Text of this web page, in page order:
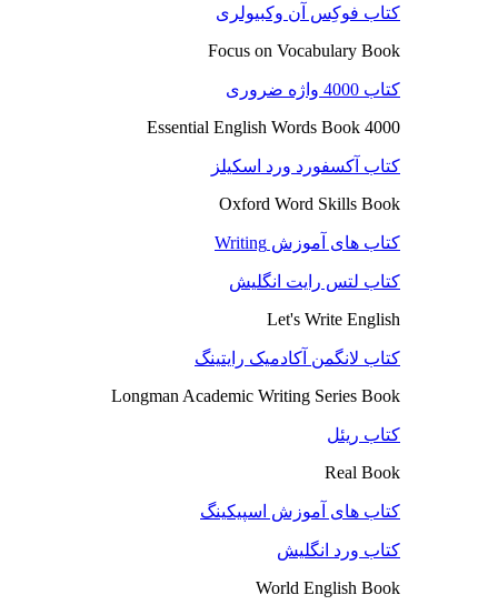
کتاب فوکِس آن وکبیولری
Focus on Vocabulary Book
کتاب 4000 واژه ضروری
4000 Essential English Words Book
کتاب آکسفورد ورد اسکیلز
Oxford Word Skills Book
کتاب های آموزش Writing
کتاب لتس رایت انگلیش
Let's Write English
کتاب لانگمن آکادمیک رایتینگ
Longman Academic Writing Series Book
کتاب ریئل
Real Book
کتاب های آموزش اسپیکینگ
کتاب ورد انگلیش
World English Book